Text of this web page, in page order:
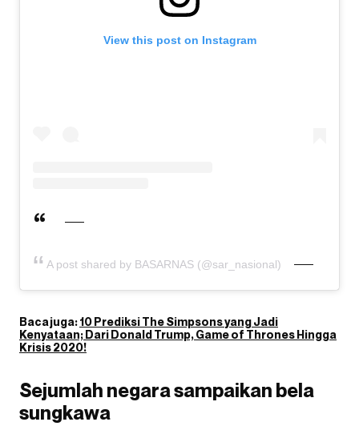
View this post on Instagram
A post shared by BASARNAS (@sar_nasional)
Baca juga:10 Prediksi The Simpsons yang Jadi
Kenyataan; Dari Donald Trump, Game of Thrones Hingga
Krisis 2020!
Sejumlah negara sampaikan bela
sungkawa